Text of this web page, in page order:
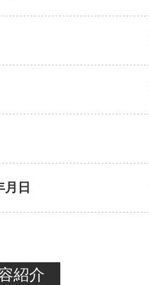
月日
紹介